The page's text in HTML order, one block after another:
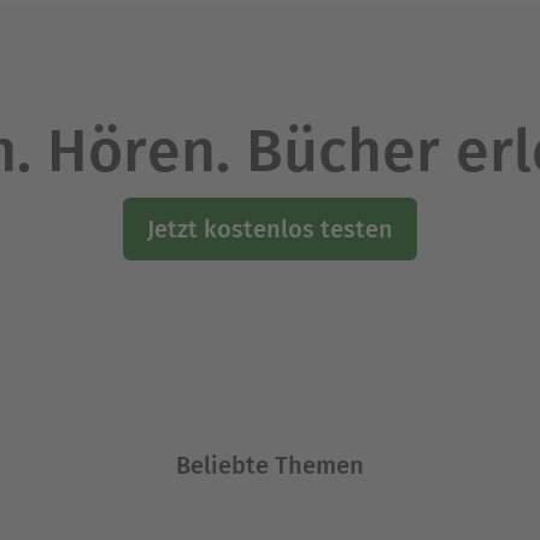
Hören. Bücher
Jetzt kostenlos testen
Beliebte Themen